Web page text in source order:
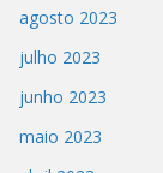
agosto 2023
julho 2023
junho 2023
maio 2023